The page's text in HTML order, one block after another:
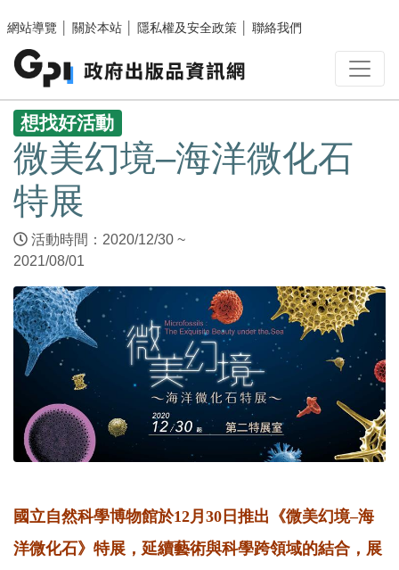
網站導覽
關於本站 隱私權及安全政策 聯絡我們
:::
想找好活動
微美幻境–海洋微化石
特展
活動時間：2020/12/30 ~
2021/08/01
國立自然科學博物館於12月30日推出《微美幻境–海
洋微化石》特展，延續藝術與科學跨領域的結合，展